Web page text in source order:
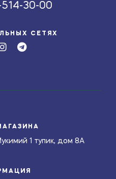
514-30-00
СЕТЯХ
1 тупик, дом 8А